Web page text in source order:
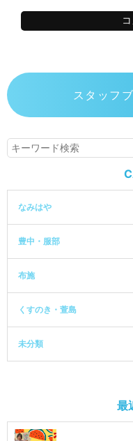
スタッフ
なみはや
豊中・服部
布施
くすのき・萱島
未分類
最